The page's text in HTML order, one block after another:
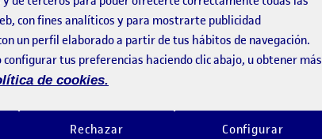
de proyectores
– Mando de proyectores
con fines analíticos y para mostrarte publicidad
un perfil elaborado a partir de tus hábitos de navegación.
configurar tus preferencias haciendo clic abajo, u obtener más
de cookies.
Rechazar Configurar